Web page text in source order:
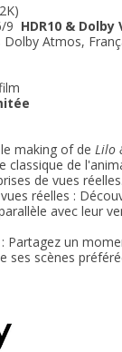
9 HDR10 & Dolby
Dolby Atmos,
making of de Lilo
classique de
de vues réelles.
réelles :
avec leur
Partagez un
ses scènes